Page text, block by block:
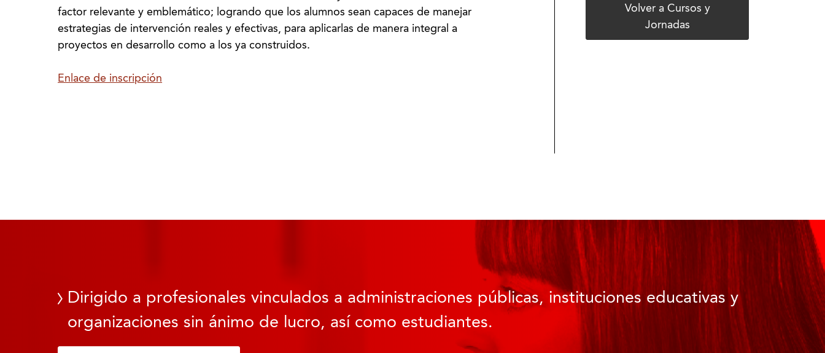
factor relevante y emblemático; logrando que los alumnos sean capaces de manejar
estrategias de intervención reales y efectivas, para aplicarlas de manera integral a
proyectos en desarrollo como a los ya construidos.
Enlace de inscripción
Volver a Cursos y
Jornadas
Dirigido a profesionales vinculados a administraciones públicas, instituciones educativas y
organizaciones sin ánimo de lucro, así como estudiantes.